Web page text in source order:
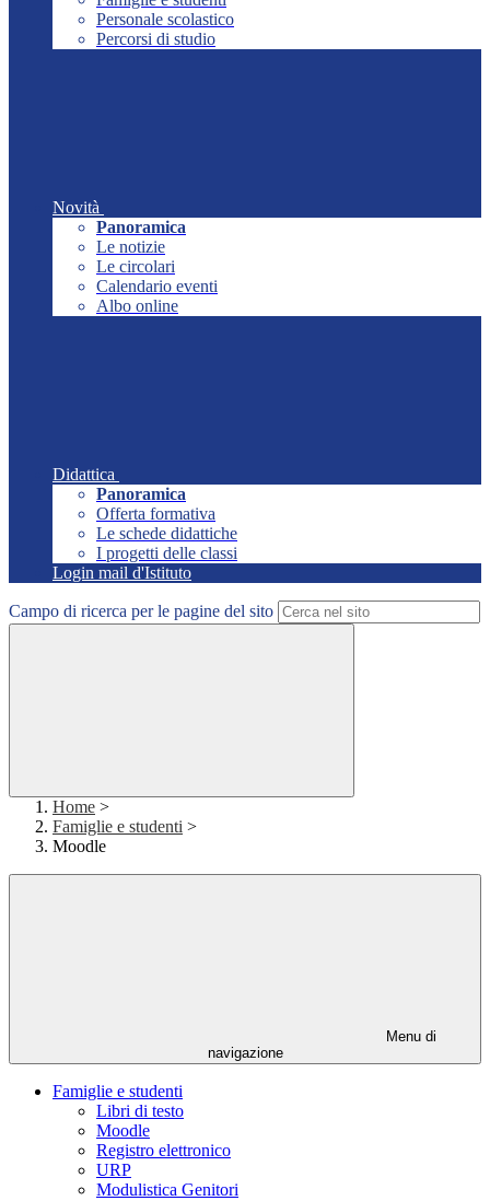
Personale scolastico
Percorsi di studio
Novità
Panoramica
Le notizie
Le circolari
Calendario eventi
Albo online
Didattica
Panoramica
Offerta formativa
Le schede didattiche
I progetti delle classi
Login mail d'Istituto
Campo di ricerca per le pagine del sito
Home >
Famiglie e studenti >
Moodle
Menu di
navigazione
Famiglie e studenti
Libri di testo
Moodle
Registro elettronico
URP
Modulistica Genitori